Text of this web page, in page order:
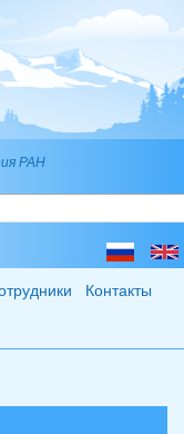
РАН
Контакты